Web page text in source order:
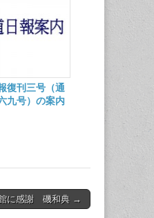
復刊三号（通
九号）の案内
に感謝 磯和典 →